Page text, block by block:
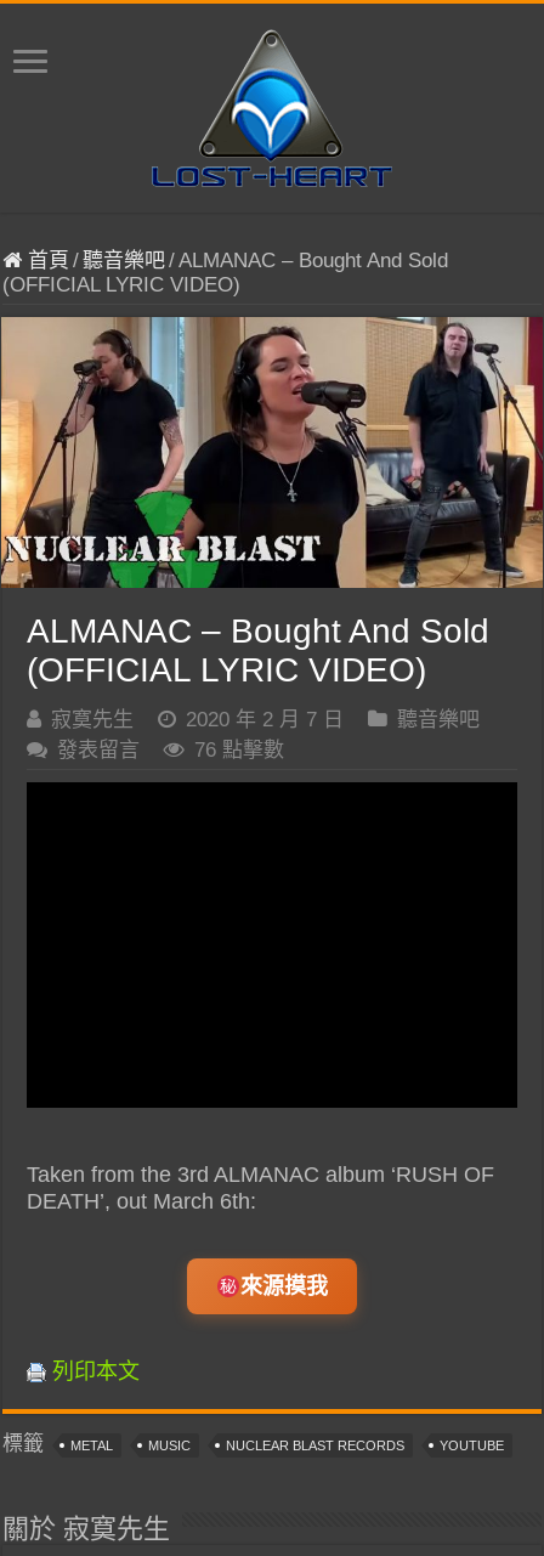
首頁 /聽音樂吧/ALMANAC – Bought And Sold
(OFFICIAL LYRIC VIDEO)
ALMANAC – Bought And Sold
(OFFICIAL LYRIC VIDEO)
寂寞先生 2020 年 2 月 7 日
聽音樂吧
發表留言
76 點擊數
Taken from the 3rd ALMANAC album ‘RUSH OF
DEATH’, out March 6th:
來源摸我
列印本文
標籤 METAL MUSIC NUCLEAR BLAST RECORDS YOUTUBE
關於 寂寞先生